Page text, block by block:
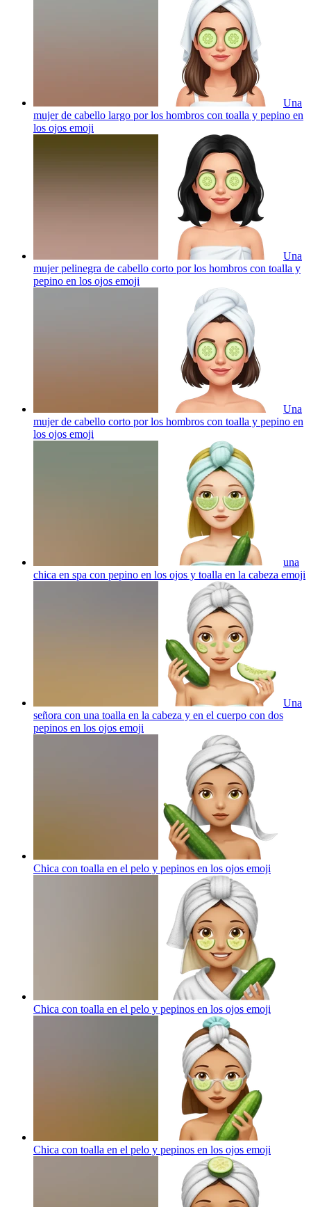
Una
mujer de cabello largo por los hombros con toalla y pepino en
los ojos emoji
Una
mujer pelinegra de cabello corto por los hombros con toalla y
pepino en los ojos emoji
Una
mujer de cabello corto por los hombros con toalla y pepino en
los ojos emoji
una
chica en spa con pepino en los ojos y toalla en la cabeza emoji
Una
señora con una toalla en la cabeza y en el cuerpo con dos
pepinos en los ojos emoji
Chica con toalla en el pelo y pepinos en los ojos emoji
Chica con toalla en el pelo y pepinos en los ojos emoji
Chica con toalla en el pelo y pepinos en los ojos emoji